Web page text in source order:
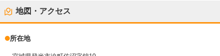
地図・アクセス
所在地